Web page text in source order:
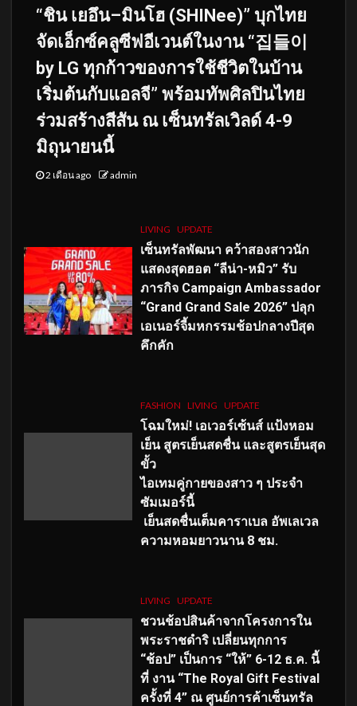
“ชิน เยอึน–มินโฮ (SHINee)” บุกไทย
จัดเอ็กซ์คลูซีฟอีเวนต์ในงาน “집들이
by LG ทุกก้าวของการใช้ชีวิตในบ้าน
เริ่มต้นกับแอลจี” พร้อมทัพศิลปินไทย
ร่วมสร้างสีสัน ณ เซ็นทรัลเวิลด์ 4-9
มิถุนายนนี้
2 เดือน ago admin
LIVING UPDATE
เซ็นทรัลพัฒนา คว้าสองสาวนัก
แสดงสุดฮอต “ลีน่า-หมิว” รับ
ภารกิจ Campaign Ambassador
“Grand Grand Sale 2026” ปลุก
เอเนอร์จี้มหกรรมช้อปกลางปีสุด
คึกคัก
FASHION LIVING UPDATE
โฉมใหม่! เอเวอร์เซ้นส์ แป้งหอม
เย็น สูตรเย็นสดชื่น และสูตรเย็นสุด
ขั้ว
ไอเทมคู่กายของสาว ๆ ประจำ
ซัมเมอร์นี้
เย็นสดชื่นเต็มคาราเบล อัพเลเวล
ความหอมยาวนาน 8 ชม.
LIVING UPDATE
ชวนช้อปสินค้าจากโครงการใน
พระราชดำริ เปลี่ยนทุกการ
“ช้อป” เป็นการ “ให้” 6-12 ธ.ค. นี้
ที่ งาน “The Royal Gift Festival
ครั้งที่ 4” ณ ศูนย์การค้าเซ็นทรัล